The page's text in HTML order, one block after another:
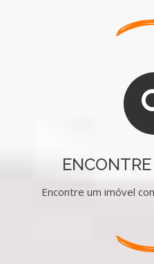
Encontre um imóvel